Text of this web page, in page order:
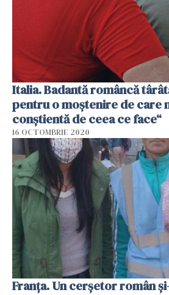
Italia. Badantă româncă
pentru o moștenire de care
conștientă de ceea ce face“
16 OCTOMBRIE 2020
Franța. Un cerșetor român